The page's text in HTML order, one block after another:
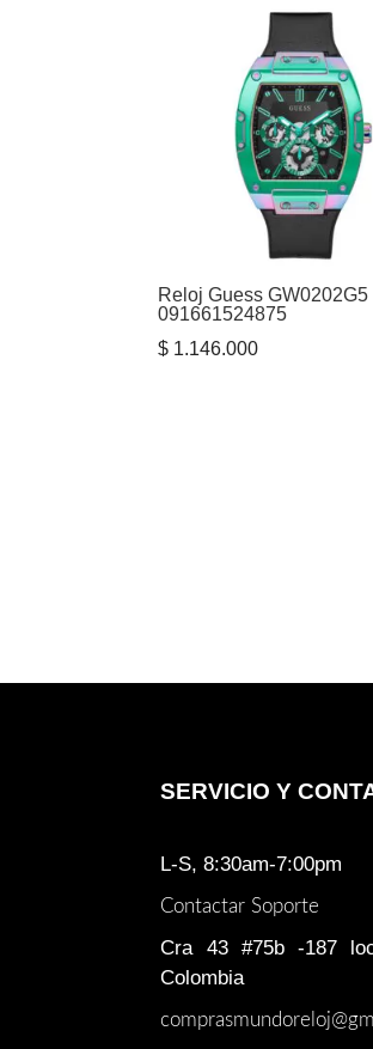
Reloj Guess
091661524875
$ 1.146.000
SERVICIO Y
L-S, 8:30am-7:00pm
Contactar Soporte
Cra 43 #75b -187
Colombia